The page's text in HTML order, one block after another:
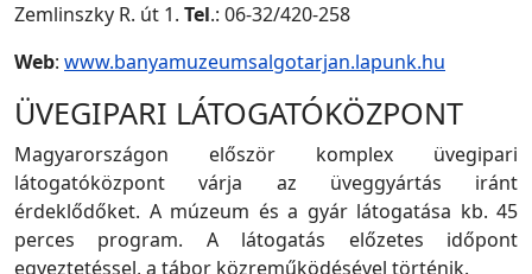
Zemlinszky R. út 1. Tel.: 06-32/420-258
Web: www.banyamuzeumsalgotarjan.lapunk.hu
ÜVEGIPARI LÁTOGATÓKÖZPONT
Magyarországon először komplex üvegipari
látogatóközpont várja az üveggyártás iránt
érdeklődőket. A múzeum és a gyár látogatása kb. 45
perces program. A látogatás előzetes időpont
egyeztetéssel, a tábor közreműködésével történik.